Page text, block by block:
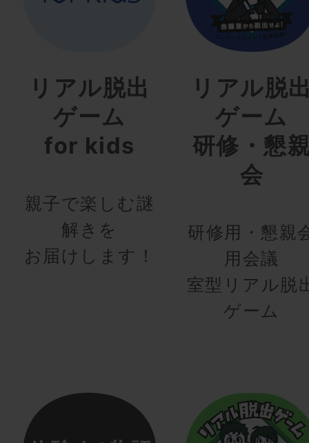
リアル脱出
ゲーム
for kids
親子で楽しむ謎
解きを
お届けします！
リアル脱
ゲーム
研修・懇
会
研修用・懇親
用会議
室型リアル脱
ゲーム